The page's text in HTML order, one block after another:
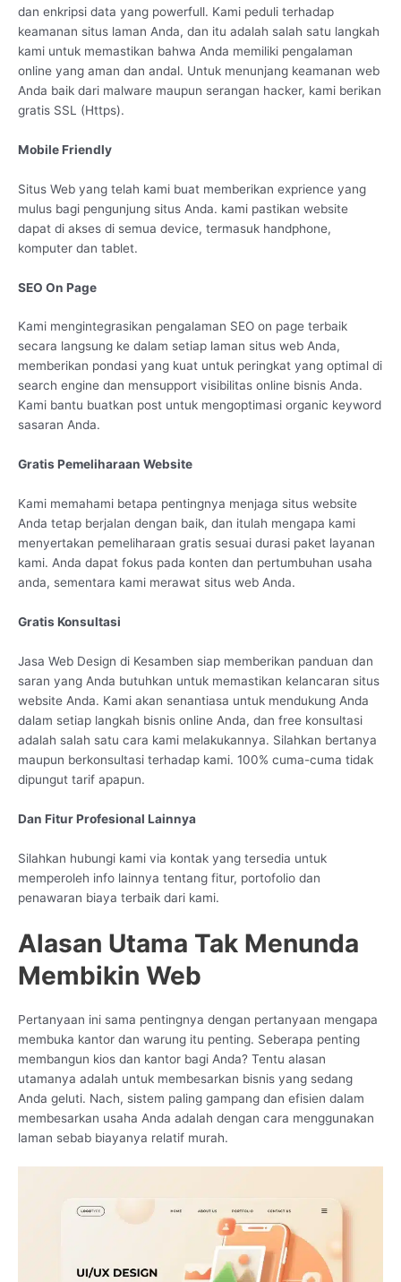
dan enkripsi data yang powerfull. Kami peduli terhadap
keamanan situs laman Anda, dan itu adalah salah satu langkah
kami untuk memastikan bahwa Anda memiliki pengalaman
online yang aman dan andal. Untuk menunjang keamanan web
Anda baik dari malware maupun serangan hacker, kami berikan
gratis SSL (Https).
Mobile Friendly
Situs Web yang telah kami buat memberikan exprience yang
mulus bagi pengunjung situs Anda. kami pastikan website
dapat di akses di semua device, termasuk handphone,
komputer dan tablet.
SEO On Page
Kami mengintegrasikan pengalaman SEO on page terbaik
secara langsung ke dalam setiap laman situs web Anda,
memberikan pondasi yang kuat untuk peringkat yang optimal di
search engine dan mensupport visibilitas online bisnis Anda.
Kami bantu buatkan post untuk mengoptimasi organic keyword
sasaran Anda.
Gratis Pemeliharaan Website
Kami memahami betapa pentingnya menjaga situs website
Anda tetap berjalan dengan baik, dan itulah mengapa kami
menyertakan pemeliharaan gratis sesuai durasi paket layanan
kami. Anda dapat fokus pada konten dan pertumbuhan usaha
anda, sementara kami merawat situs web Anda.
Gratis Konsultasi
Jasa Web Design di Kesamben siap memberikan panduan dan
saran yang Anda butuhkan untuk memastikan kelancaran situs
website Anda. Kami akan senantiasa untuk mendukung Anda
dalam setiap langkah bisnis online Anda, dan free konsultasi
adalah salah satu cara kami melakukannya. Silahkan bertanya
maupun berkonsultasi terhadap kami. 100% cuma-cuma tidak
dipungut tarif apapun.
Dan Fitur Profesional Lainnya
Silahkan hubungi kami via kontak yang tersedia untuk
memperoleh info lainnya tentang fitur, portofolio dan
penawaran biaya terbaik dari kami.
Alasan Utama Tak Menunda
Membikin Web
Pertanyaan ini sama pentingnya dengan pertanyaan mengapa
membuka kantor dan warung itu penting. Seberapa penting
membangun kios dan kantor bagi Anda? Tentu alasan
utamanya adalah untuk membesarkan bisnis yang sedang
Anda geluti. Nach, sistem paling gampang dan efisien dalam
membesarkan usaha Anda adalah dengan cara menggunakan
laman sebab biayanya relatif murah.